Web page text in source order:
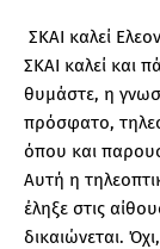
ΣΚΑΙ καλεί
ΣΚΑΙ καλεί και
θυμάστε, η
πρόσφατο,
όπου και
Αυτή η
έληξε στις
δικαιώνεται.